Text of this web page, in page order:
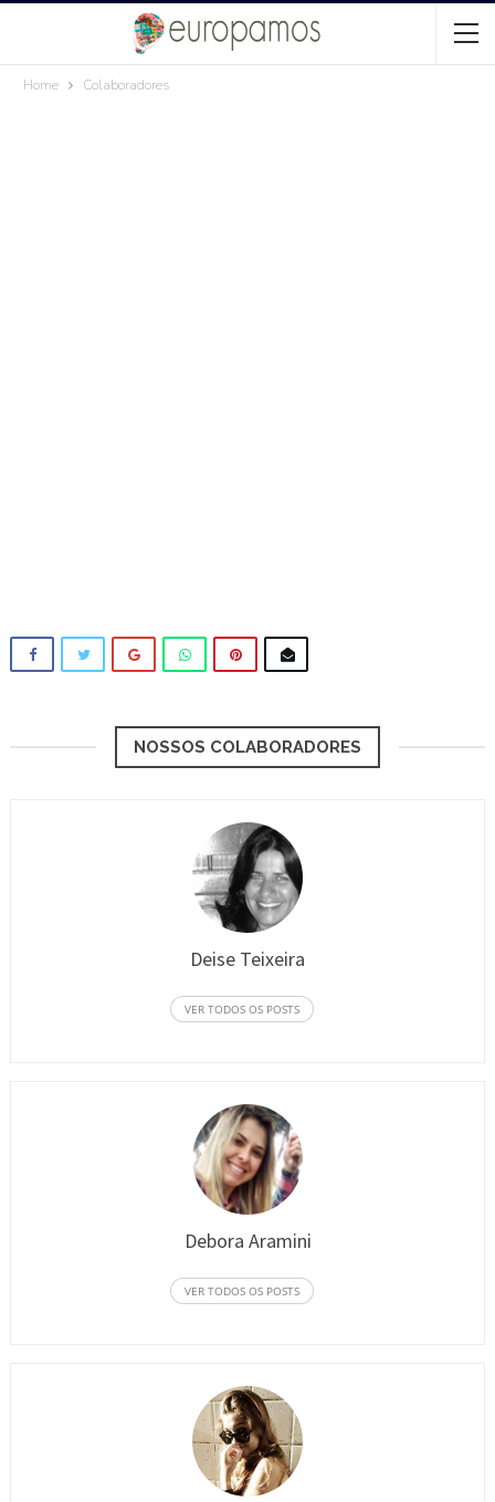
Home Colaboradores
NOSSOS COLABORADORES
Deise Teixeira
VER TODOS OS POSTS
Debora Aramini
VER TODOS OS POSTS